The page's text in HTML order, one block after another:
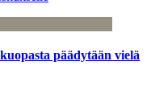
päädytään vielä